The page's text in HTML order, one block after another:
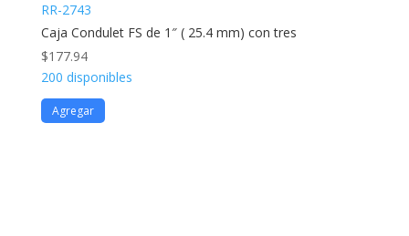
RR-2743
Caja Condulet FS de 1″ ( 25.4 mm) con tres
$177.94
200 disponibles
Agregar